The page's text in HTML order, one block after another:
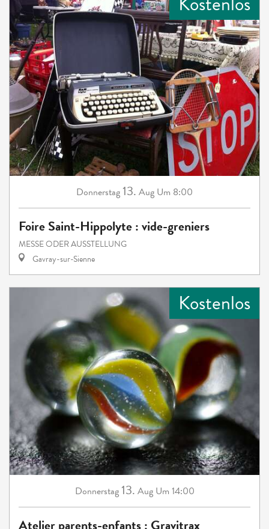
Donnerstag 13. Aug Um 8:00
Foire Saint-Hippolyte : vide-greniers
MESSE ODER AUSSTELLUNG
Gavray-sur-Sienne
Kostenlos
Donnerstag 13. Aug Um 14:00